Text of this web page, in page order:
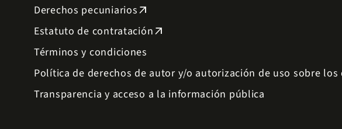
Derechos pecuniariosarrow_outward
Estatuto de contrataciónarrow_outward
Términos y condiciones
Política de derechos de autor y/o autorización de uso sobre los
Transparencia y acceso a la información pública